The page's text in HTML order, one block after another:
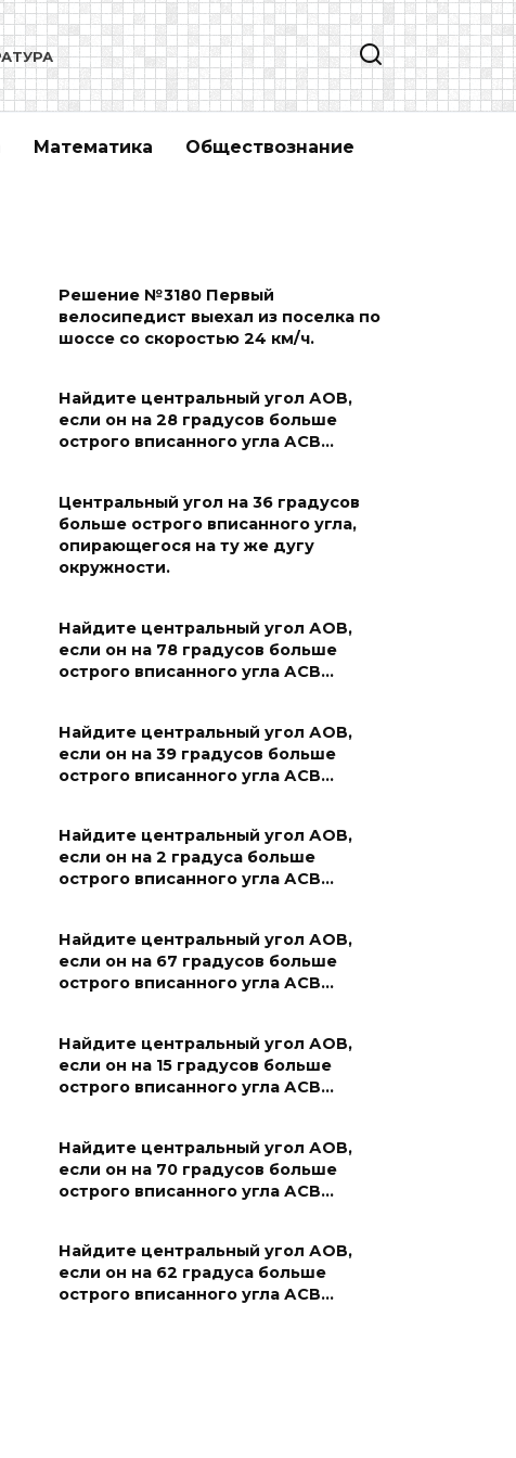
Математика Обществознание
Решение №3180 Первый
велосипедист выехал из поселка по
шоссе со скоростью 24 км/ч.
Найдите центральный угол АОВ,
если он на 28 градусов больше
острого вписанного угла АСВ…
Центральный угол на 36 градусов
больше острого вписанного угла,
опирающегося на ту же дугу
окружности.
Найдите центральный угол АОВ,
если он на 78 градусов больше
острого вписанного угла АСВ…
Найдите центральный угол АОВ,
если он на 39 градусов больше
острого вписанного угла АСВ…
Найдите центральный угол АОВ,
если он на 2 градуса больше
острого вписанного угла АСВ…
Найдите центральный угол АОВ,
если он на 67 градусов больше
острого вписанного угла АСВ…
Найдите центральный угол АОВ,
если он на 15 градусов больше
острого вписанного угла АСВ…
Найдите центральный угол АОВ,
если он на 70 градусов больше
острого вписанного угла АСВ…
Найдите центральный угол АОВ,
если он на 62 градуса больше
острого вписанного угла АСВ…